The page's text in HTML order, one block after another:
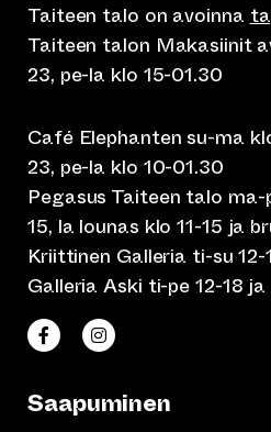
Taiteen talo on avoinna
Taiteen talon Makasiinit
23, pe-la klo 15-01.30
Café Elephanten su-ma
23, pe-la klo 10-01.30
Pegasus Taiteen talo
15, la lounas klo 11-15 ja
Kriittinen Galleria ti-su 12-
Galleria Aski ti-pe 12-18 ja
Taiteen talo Facebookissa
(siirtyy toiseen verkkopalveluun)
Taiteen talo
(siirtyy toiseen
Saapuminen